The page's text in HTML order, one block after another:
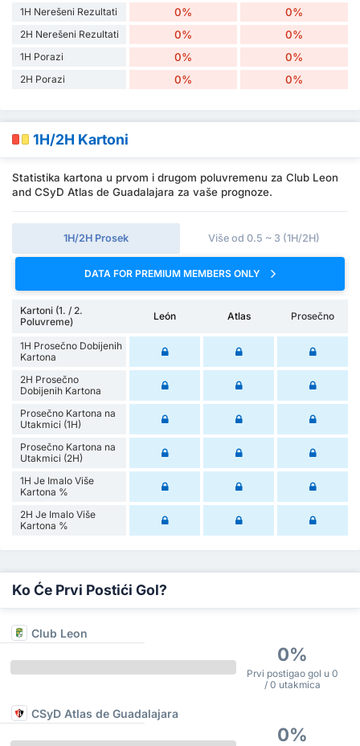
1H Nerešeni Rezultati 0% 0%
2H Nerešeni Rezultati 0% 0%
1H Porazi 0% 0%
2H Porazi 0% 0%
1H/2H Kartoni
Statistika kartona u prvom i drugom poluvremenu za Club Leon
and CSyD Atlas de Guadalajara za vaše prognoze.
1H/2H Prosek Više od 0.5 ~ 3 (1H/2H)
DATA FOR PREMIUM MEMBERS ONLY
Kartoni (1. / 2.
Poluvreme)
León Atlas Prosečno
1H Prosečno Dobijenih
Kartona
2H Prosečno
Dobijenih Kartona
Prosečno Kartona na
Utakmici (1H)
Prosečno Kartona na
Utakmici (2H)
1H Je Imalo Više
Kartona %
2H Je Imalo Više
Kartona %
Ko Će Prvi Postići Gol?
Club Leon
0%
Prvi postigao gol u 0
/ 0 utakmica
CSyD Atlas de Guadalajara
0%